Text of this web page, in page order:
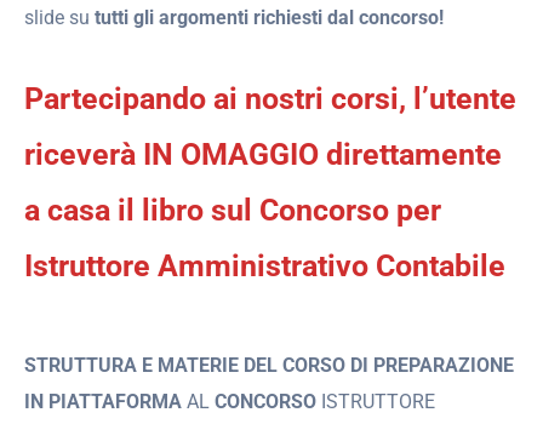
slide su tutti gli argomenti richiesti dal concorso!
Partecipando ai nostri corsi, l’utente
riceverà IN OMAGGIO direttamente
a casa il libro sul Concorso per
Istruttore Amministrativo Contabile
STRUTTURA E MATERIE DEL CORSO DI PREPARAZIONE
IN PIATTAFORMA AL CONCORSO ISTRUTTORE